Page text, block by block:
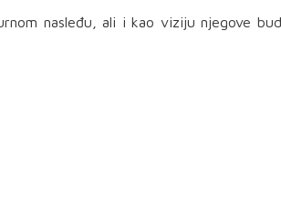
nasleđu, ali i kao viziju njegove